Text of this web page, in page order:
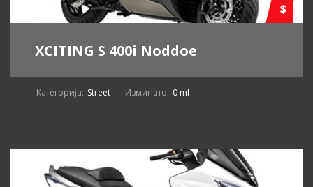
$
XCITING S 400i Noddoe
Категорија: Street Изминато: 0 ml